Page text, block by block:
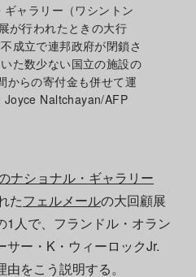
ャラリー（ワシントン
が行われたときの大行
成立で連邦政府が閉鎖さ
た数少ない国立の施設の
からの寄付金も併せて運
Joyce Naltchayan/AFP
ナショナル・ギャラリー
たフェルメールの大回顧展
1人で、フランドル・オラン
サー・K・ウィーロックJr.
をこう説明する。